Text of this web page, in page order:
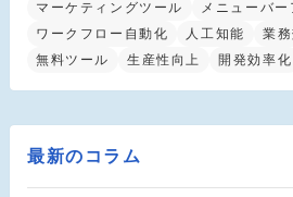
マーケティングツール
メニューバー
ワークフロー自動化
人工知能 業
無料ツール
生産性向上 開発効率化
最新のコラム